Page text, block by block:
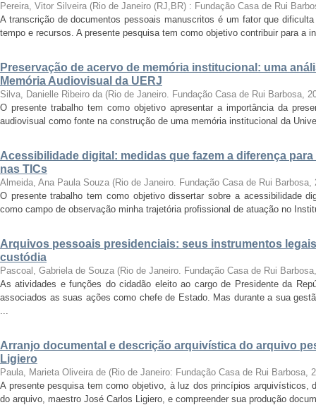
Pereira, Vitor Silveira (Rio de Janeiro (RJ,BR) : Fundação Casa de Rui
A transcrição de documentos pessoais manuscritos é um fator que
tempo e recursos. A presente pesquisa tem como objetivo contribuir para a
Preservação de acervo de memória institucional: uma
Memória Audiovisual da UERJ
Silva, Danielle Ribeiro da (Rio de Janeiro. Fundação Casa de Rui Barbosa,
O presente trabalho tem como objetivo apresentar a importância da
audiovisual como fonte na construção de uma memória institucional da
Acessibilidade digital: medidas que fazem a diferença
nas TICs
Almeida, Ana Paula Souza (Rio de Janeiro. Fundação Casa de Rui Barbosa,
O presente trabalho tem como objetivo dissertar sobre a acessibilidade
como campo de observação minha trajetória profissional de atuação no
Arquivos pessoais presidenciais: seus instrumentos
custódia
Pascoal, Gabriela de Souza (Rio de Janeiro. Fundação Casa de Rui Barbosa
As atividades e funções do cidadão eleito ao cargo de Presidente da
associados as suas ações como chefe de Estado. Mas durante a sua
...
Arranjo documental e descrição arquivística do arquivo
Ligiero
Paula, Marieta Oliveira de (Rio de Janeiro: Fundação Casa de Rui Barbosa,
A presente pesquisa tem como objetivo, à luz dos princípios arquivísticos,
do arquivo, maestro José Carlos Ligiero, e compreender sua produção